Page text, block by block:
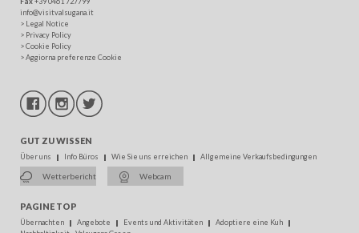
info@visitvalsugana.it
> Legal Notice
> Privacy Policy
>Cookie Policy
>Aggiorna preferenze Cookie
GUT ZU WISSEN
Über uns Info Büros Wie Sie uns erreichen Allgemeine Verkaufsbedingungen
Wetterbericht Webcam
PAGINE TOP
Übernachten Angebote Events und Aktivitäten
Adoptiere eine Kuh